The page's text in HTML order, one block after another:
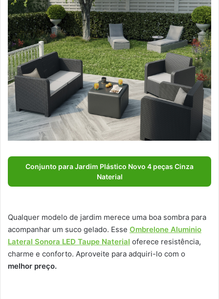
Conjunto para Jardim Plástico Novo 4 peças Cinza
Naterial
Qualquer modelo de jardim merece uma boa sombra para
acompanhar um suco gelado. Esse Ombrelone Aluminio
Lateral Sonora LED Taupe Naterial oferece resistência,
charme e conforto. Aproveite para adquiri-lo com o
melhor preço.